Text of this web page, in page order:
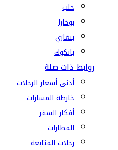
حلب
بوخارا
بنغازي
بانكوك
روابط ذات صلة
أدنى أسعار الرحلات
خارطة المسارات
أفكار السفر
المطارات
رحلات المتابعة